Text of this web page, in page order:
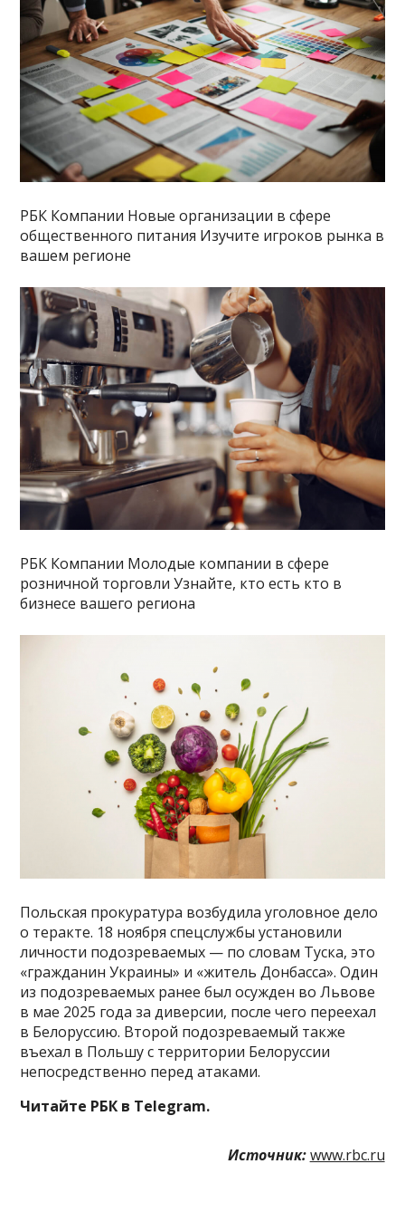
РБК Компании Новые организации в сфере
общественного питания Изучите игроков рынка в
вашем регионе
РБК Компании Молодые компании в сфере
розничной торговли Узнайте, кто есть кто в
бизнесе вашего региона
Польская прокуратура возбудила уголовное дело
о теракте. 18 ноября спецслужбы установили
личности подозреваемых — по словам Туска, это
«гражданин Украины» и «житель Донбасса». Один
из подозреваемых ранее был осужден во Львове
в мае 2025 года за диверсии, после чего переехал
в Белоруссию. Второй подозреваемый также
въехал в Польшу с территории Белоруссии
непосредственно перед атаками.
Читайте РБК в Telegram.
Источник: www.rbc.ru